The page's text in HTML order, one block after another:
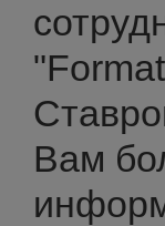
Вам